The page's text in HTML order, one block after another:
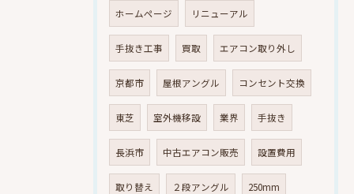
ホームページ リニューアル
手抜き工事 買取 エアコン取り外し
京都市 屋根アングル コンセント交換
東芝 室外機移設 業界 手抜き
長浜市 中古エアコン販売 設置費用
取り替え ２段アングル 250mm